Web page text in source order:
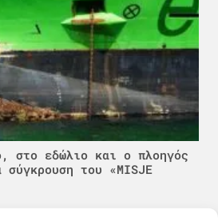
στο εδώλιο και ο πλοηγός
του «MISJE